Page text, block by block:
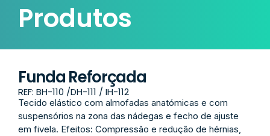
Produtos
Funda Reforçada
REF: BH-110 /DH-111 / IH-112
Tecido elástico com almofadas anatómicas e com
suspensórios na zona das nádegas e fecho de ajuste
em fivela. Efeitos: Compressão e redução de hérnias,